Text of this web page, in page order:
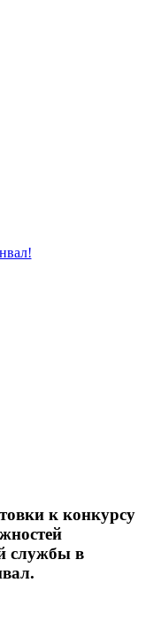
к конкурсу
службы в